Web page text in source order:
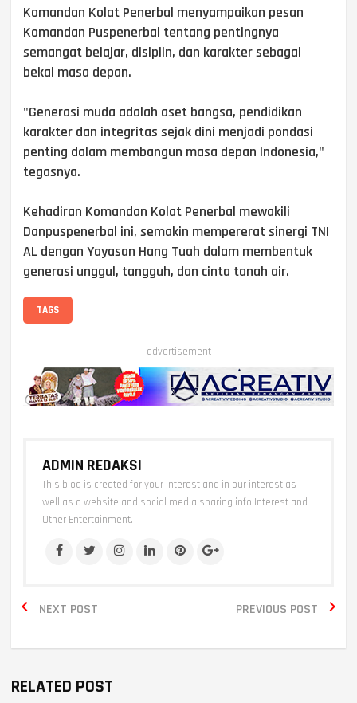
Komandan Kolat Penerbal menyampaikan pesan
Komandan Puspenerbal tentang pentingnya
semangat belajar, disiplin, dan karakter sebagai
bekal masa depan.
"Generasi muda adalah aset bangsa, pendidikan
karakter dan integritas sejak dini menjadi pondasi
penting dalam membangun masa depan Indonesia,"
tegasnya.
Kehadiran Komandan Kolat Penerbal mewakili
Danpuspenerbal ini, semakin mempererat sinergi TNI
AL dengan Yayasan Hang Tuah dalam membentuk
generasi unggul, tangguh, dan cinta tanah air.
TAGS
advertisement
ADMIN REDAKSI
This blog is created for your interest and in our interest as
well as a website and social media sharing info Interest and
Other Entertainment.
NEXT POST
 PREVIOUS POST 
RELATED POST